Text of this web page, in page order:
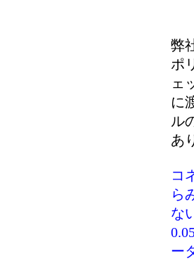
弊
ポ
ェ
に
ル
あ
コ
ら
な
ー